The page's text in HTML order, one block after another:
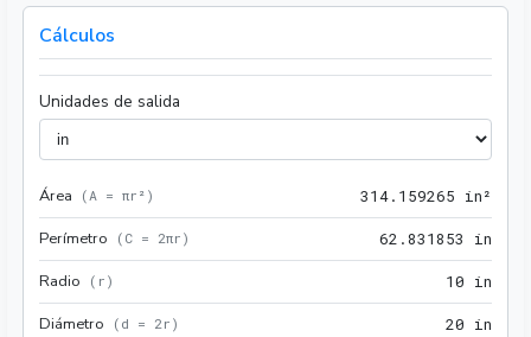
Cálculos
Unidades de salida
Área (A = πr² ) 314. 1 59265 in²
Perímetro ( C = 2πr ) 62 .831853 in
Radio ( r ) 10 in
Diámetro ( d = 2r ) 20 in